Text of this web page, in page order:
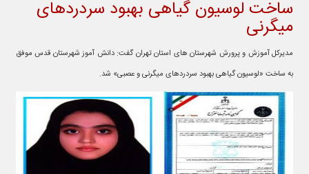
ساخت لوسیون گیاهی بهبود سردردهای
میگرنی
مدیرکل آموزش و پرورش شهرستان های استان تهران گفت: دانش آموز شهرستان قدس موفق
به ساخت «لوسیون گیاهی بهبود سردردهای میگرنی و عصبی» شد.